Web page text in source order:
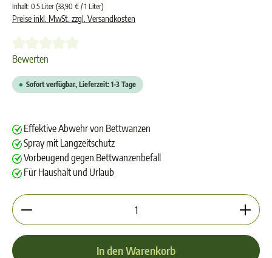
Inhalt: 0.5 Liter (33,90 € / 1 Liter)
Preise inkl. MwSt. zzgl. Versandkosten
Durchschnittliche Bewertung von 0 von 5 Sternen
Bewerten
Sofort verfügbar, Lieferzeit: 1-3 Tage
Effektive Abwehr von Bettwanzen
Spray mit Langzeitschutz
Vorbeugend gegen Bettwanzenbefall
Für Haushalt und Urlaub
Produkt Anzahl: Gib den gewünschten Wert ein
In den Warenkorb